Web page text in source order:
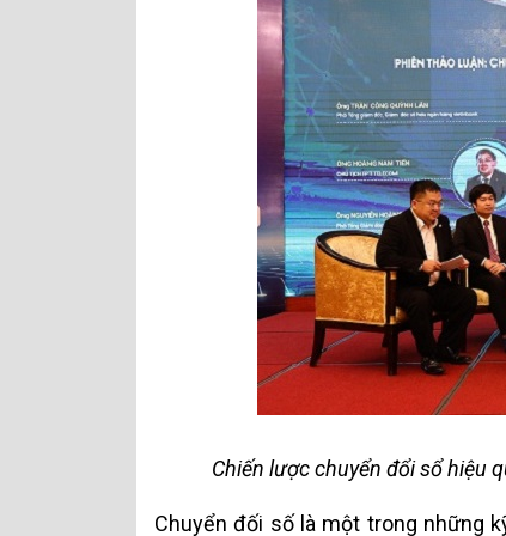
Chiến lược chuyển đổi sổ hiệu
Chuyển đối số là một trong những